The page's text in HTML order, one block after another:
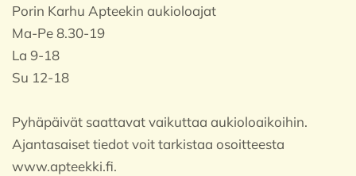
Porin Karhu Apteekin aukioloajat
Ma-Pe 8.30-19
La 9-18
Su 12-18
Pyhäpäivät saattavat vaikuttaa aukioloaikoihin.
Ajantasaiset tiedot voit tarkistaa osoitteesta
www.apteekki.fi.